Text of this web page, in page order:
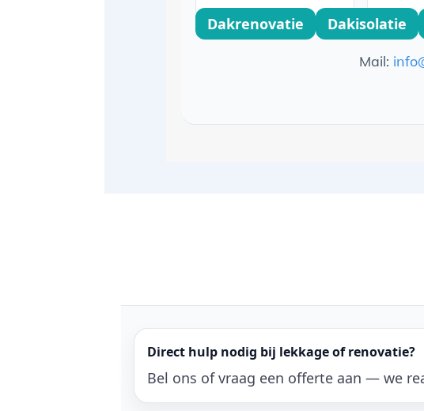
Dakrenovatie Dakisolatie
Mail:
Direct hulp nodig bij lekkage of renovatie?
Bel ons of vraag een offerte aan — we